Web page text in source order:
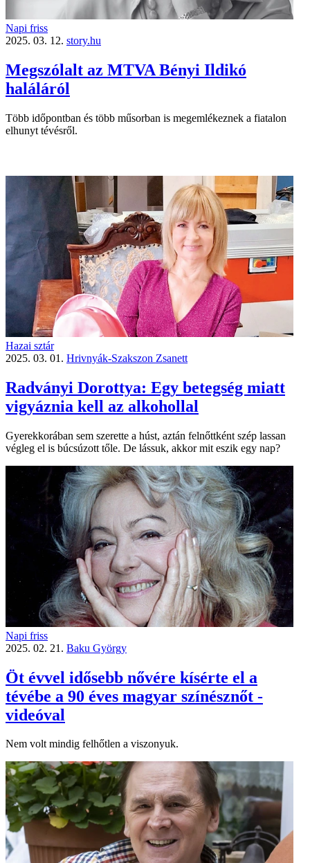
Napi friss
2025. 03. 12. story.hu
Megszólalt az MTVA Bényi Ildikó
haláláról
Több időpontban és több műsorban is megemlékeznek a fiatalon
elhunyt tévésről.
Hazai sztár
2025. 03. 01. Hrivnyák-Szakszon Zsanett
Radványi Dorottya: Egy betegség miatt
vigyáznia kell az alkohollal
Gyerekkorában sem szerette a húst, aztán felnőttként szép lassan
végleg el is búcsúzott tőle. De lássuk, akkor mit eszik egy nap?
Napi friss
2025. 02. 21. Baku György
Öt évvel idősebb nővére kísérte el a
tévébe a 90 éves magyar színésznőt -
videóval
Nem volt mindig felhőtlen a viszonyuk.